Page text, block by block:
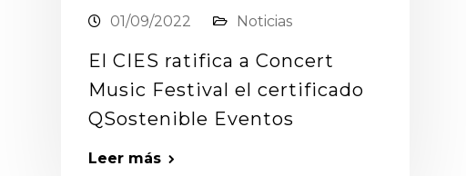
01/09/2022 Noticias
El CIES ratifica a Concert
Music Festival el certificado
QSostenible Eventos
Leer más